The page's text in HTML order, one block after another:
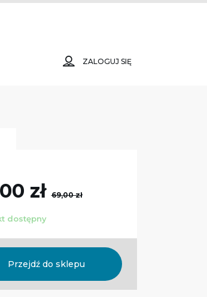
ZALOGUJ SIĘ
zł69,00 zł
dostępny
Przejdź do sklepu